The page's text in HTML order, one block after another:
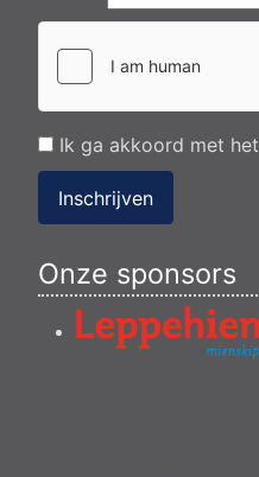
Ik ga akkoord met het
Inschrijven
Onze sponsors